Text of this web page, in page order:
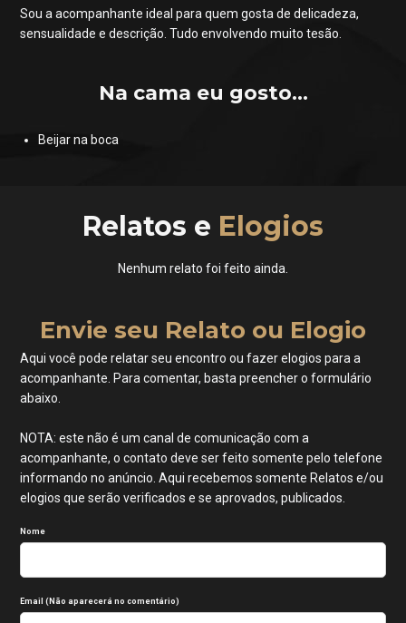
Sou a acompanhante ideal para quem gosta de delicadeza,
sensualidade e descrição. Tudo envolvendo muito tesão.
Na cama eu gosto...
Beijar na boca
Relatos e Elogios
Nenhum relato foi feito ainda.
Envie seu Relato ou Elogio
Aqui você pode relatar seu encontro ou fazer elogios para a
acompanhante. Para comentar, basta preencher o formulário
abaixo.
NOTA: este não é um canal de comunicação com a
acompanhante, o contato deve ser feito somente pelo telefone
informando no anúncio. Aqui recebemos somente Relatos e/ou
elogios que serão verificados e se aprovados, publicados.
Nome
Email (Não aparecerá no comentário)